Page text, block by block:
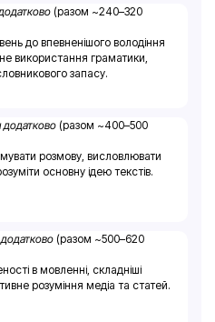
(разом ~240–320
до впевненішого володіння
використання граматики,
запасу.
додатково(разом ~400–500
розмову, висловлювати
основну ідею текстів.
(разом ~500–620
в мовленні, складніші
розуміння медіа та статей.